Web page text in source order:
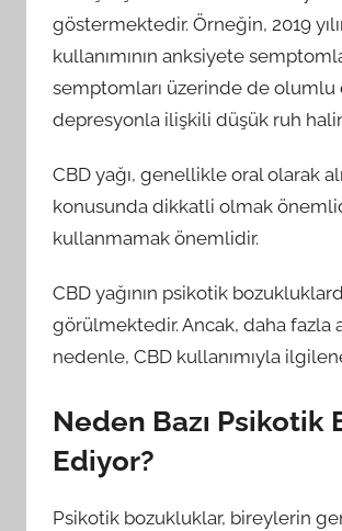
göstermektedir. Örneğin, 2019
kullanımının anksiyete
semptomları üzerinde de
depresyonla ilişkili düşük ruh
CBD yağı, genellikle oral olarak
konusunda dikkatli olmak
kullanmamak önemlidir.
CBD yağının psikotik
görülmektedir. Ancak, daha fazla
nedenle, CBD kullanımıyla
Neden Bazı Psikotik
Ediyor?
Psikotik bozukluklar, bireylerin